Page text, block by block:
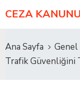
CEZA
Ana Sayfa
Genel
Trafik Güvenliğini